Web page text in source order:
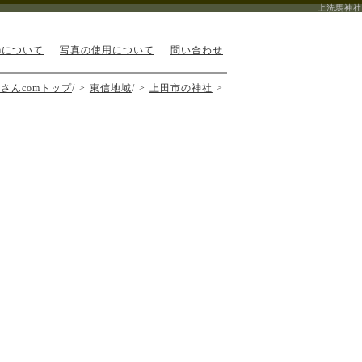
上洗馬神社
ついて 写真の使用について 問い合わせ
んcomトップ/ 東信地域/ 上田市の神社